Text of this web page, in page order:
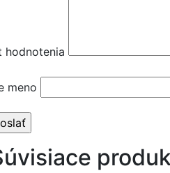
hodnotenia
meno